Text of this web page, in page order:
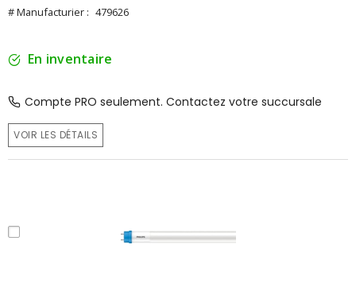
# Manufacturier : 479626
En inventaire
Compte PRO seulement. Contactez votre succursale
VOIR LES DÉTAILS